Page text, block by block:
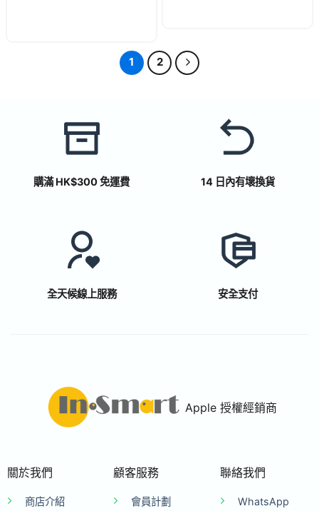
1 2
購滿 HK$300 免運費 14 日內有壞換貨
全天候線上服務 安全支付
Apple 授權經銷商
關於我們
商店介紹
顧客服務
會員計劃
聯絡我們
WhatsApp